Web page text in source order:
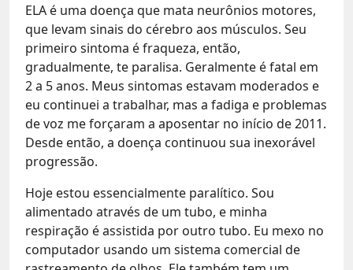
ELA é uma doença que mata neurônios motores,
que levam sinais do cérebro aos músculos. Seu
primeiro sintoma é fraqueza, então,
gradualmente, te paralisa. Geralmente é fatal em
2 a 5 anos. Meus sintomas estavam moderados e
eu continuei a trabalhar, mas a fadiga e problemas
de voz me forçaram a aposentar no início de 2011.
Desde então, a doença continuou sua inexorável
progressão.
Hoje estou essencialmente paralítico. Sou
alimentado através de um tubo, e minha
respiração é assistida por outro tubo. Eu mexo no
computador usando um sistema comercial de